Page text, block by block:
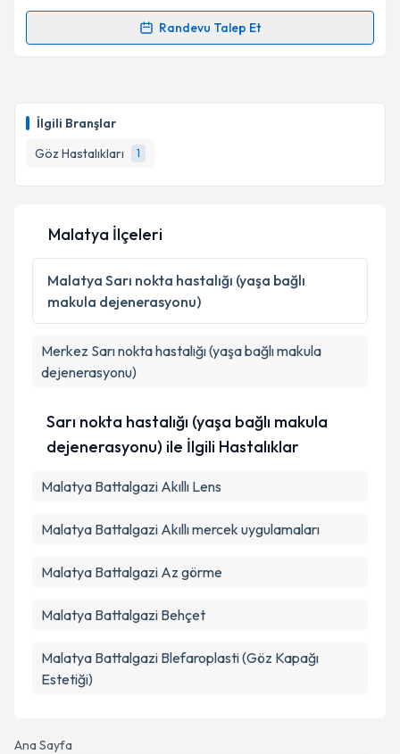
İlgili Branşlar
Göz Hastalıkları
1
Randevu Talep Et
Randevu Takvimi Talebi
almanız için bir takvim hazırlandığında e-posta ile
bilgilendireceğiz.
E-posta Adresiniz
Kişisel verilerimin işlenmesine ilişkin
Aydınlatma
Metni'ni okudum ve kişisel verilerimin belirtilen
kapsamda işlenmesini kabul ediyorum.
Takvim Talebini Gönder
Ana Sayfa
Malatya İlçeleri
Malatya Sarı nokta hastalığı (yaşa bağlı
makula dejenerasyonu)
Merkez Sarı nokta hastalığı (yaşa bağlı makula
dejenerasyonu)
Sarı nokta hastalığı (yaşa bağlı makula
dejenerasyonu) ile İlgili Hastalıklar
Malatya Battalgazi Akıllı Lens
Malatya Battalgazi Akıllı mercek uygulamaları
Malatya Battalgazi Az görme
Malatya Battalgazi Behçet
Malatya Battalgazi Blefaroplasti (Göz Kapağı
Estetiği)